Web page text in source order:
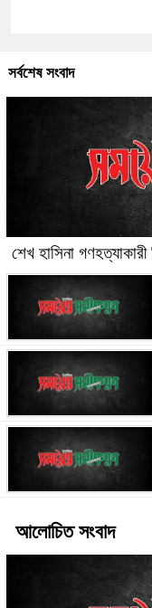
সর্বশেষ সংবাদ
শেখ হাসিনা গণহত্যাকারী
আলোচিত সংবাদ